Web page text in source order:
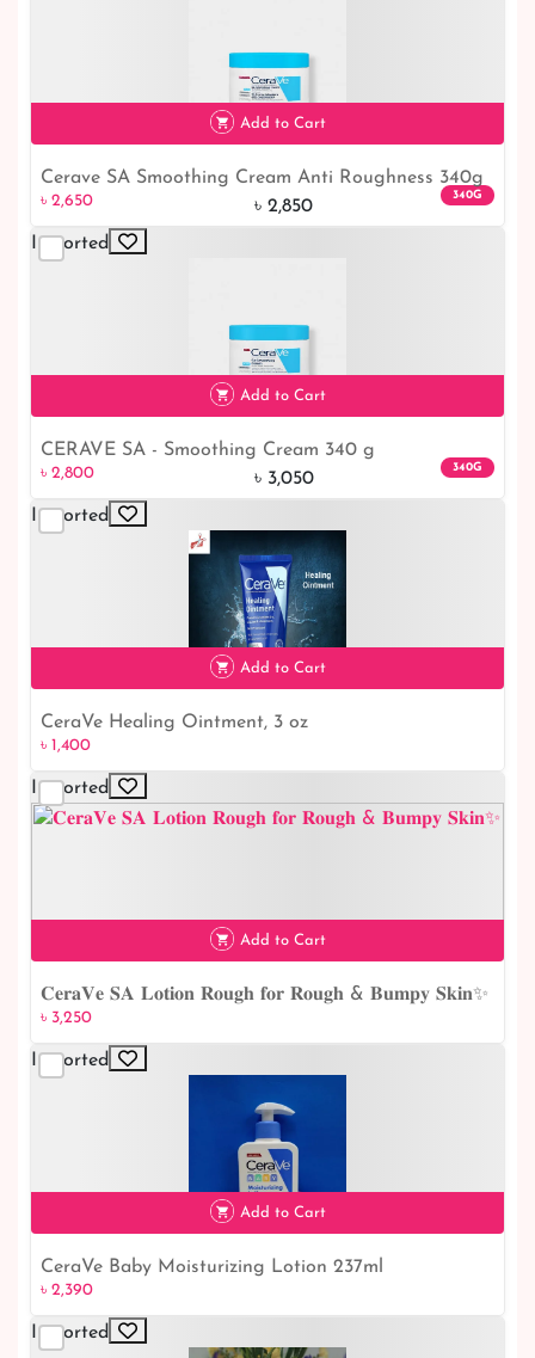
৳ 2,6507% off
Add to Cart
Cerave SA Smoothing Cream Anti Roughness 340g
- Hydrate and Smooth Your Skin
৳ 2,650 ৳ 2,850
340G
Imported
৳ 2,8008% off
Add to Cart
CERAVE SA - Smoothing Cream 340 g
৳ 2,800 ৳ 3,050
340G
Imported
৳ 1,400
Add to Cart
CeraVe Healing Ointment, 3 oz
৳ 1,400
Imported
৳ 3,250
Add to Cart
𝐂𝐞𝐫𝐚𝐕𝐞 𝐒𝐀 𝐋𝐨𝐭𝐢𝐨𝐧 𝐑𝐨𝐮𝐠𝐡 𝐟𝐨𝐫 𝐑𝐨𝐮𝐠𝐡 & 𝐁𝐮𝐦𝐩𝐲 𝐒𝐤𝐢𝐧✨
৳ 3,250
Imported
৳ 2,390
Add to Cart
CeraVe Baby Moisturizing Lotion 237ml
৳ 2,390
Imported